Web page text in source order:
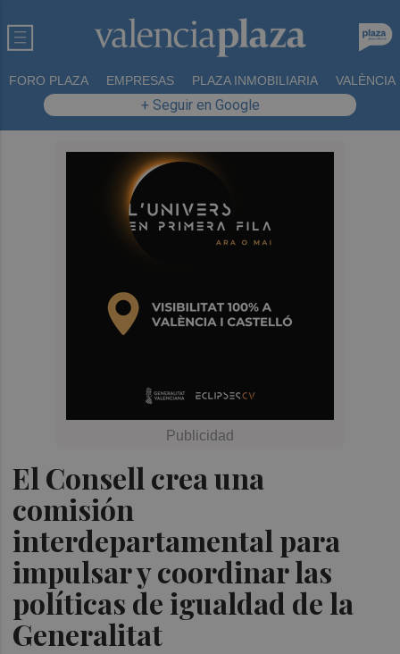
FORO PLAZA EMPRESAS PLAZA INMOBILIARIA VALÈNCIA
+ Seguir en Google
El Consell crea una
comisión
interdepartamental para
impulsar y coordinar las
políticas de igualdad de la
Generalitat